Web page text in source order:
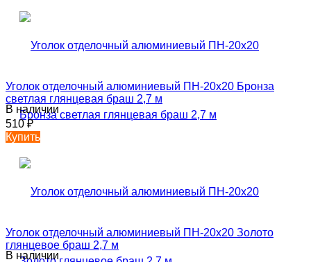
Уголок отделочный алюминиевый ПН-20х20 Бронза
светлая глянцевая браш 2,7 м
В наличии
510₽
Купить
Уголок отделочный алюминиевый ПН-20х20 Золото
глянцевое браш 2,7 м
В наличии